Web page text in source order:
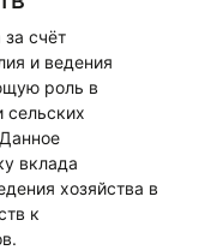
счёт
и ведения
роль в
сельских
вклада
хозяйства в
к